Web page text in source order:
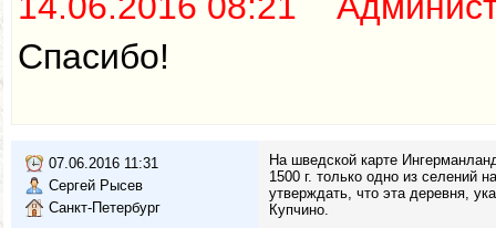
Спасибо!
07.06.2016 11:31
Сергей Рысев
Санкт-Петербург
На шведской карте
1500 г. только одно из селений
утверждать, что эта деревня,
Купчино.